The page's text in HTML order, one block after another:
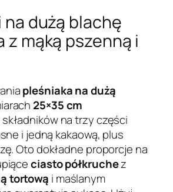
na dużą blachę
z mąką pszenną i
pleśniaka na dużą
25×35 cm
na trzy części
i jedną kakaową, plus
Oto dokładne proporcje na
ciasto półkruchez
tortową i maślanym